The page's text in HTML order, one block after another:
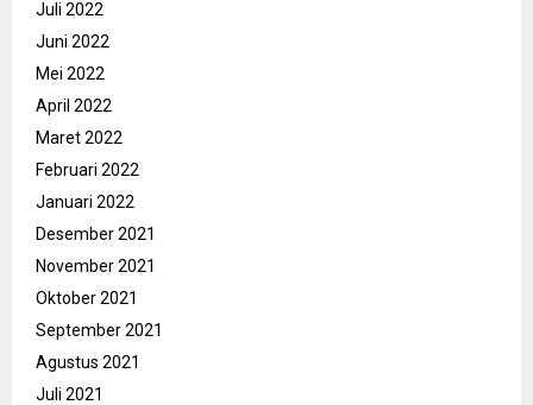
Juli 2022
Juni 2022
Mei 2022
April 2022
Maret 2022
Februari 2022
Januari 2022
Desember 2021
November 2021
Oktober 2021
September 2021
Agustus 2021
Juli 2021